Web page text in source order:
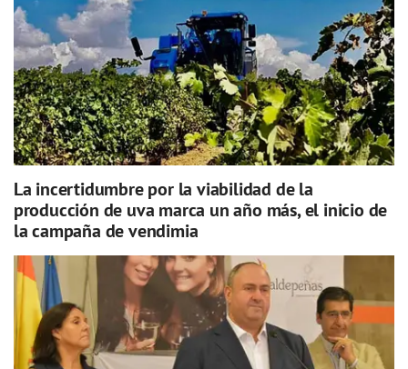
La incertidumbre por la viabilidad de la
producción de uva marca un año más, el inicio de
la campaña de vendimia